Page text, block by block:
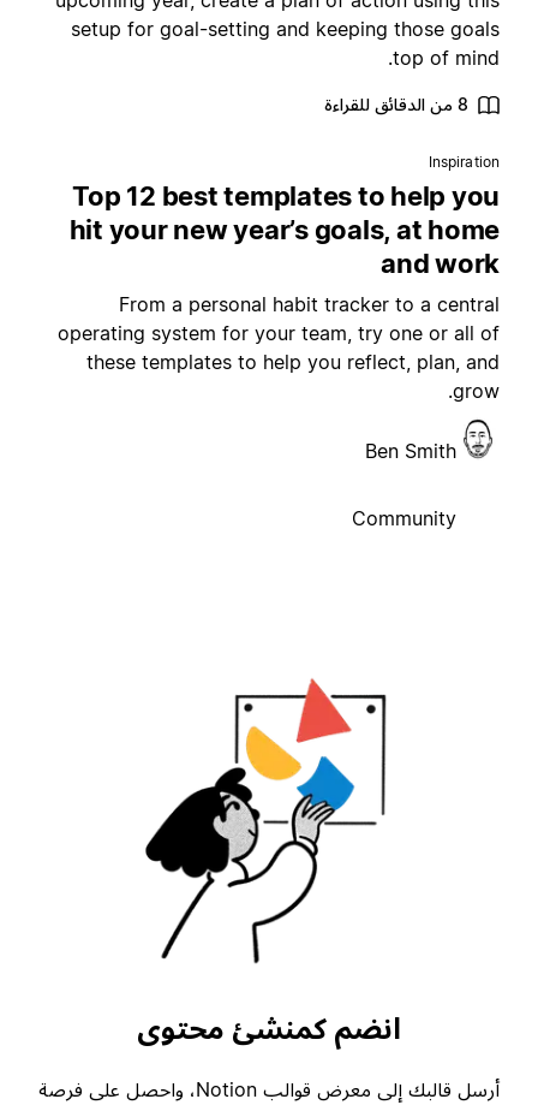
setup for goal-setting and keeping those
top of
8 من الدقائق للقراءة
Top 12 best templates to help
hit your new year’s goals, at
and
From a personal habit tracker to a
operating system for your team, try one or all
these templates to help you reflect, plan,
Ben Smith
Community
انضم كمنشئ محتوى
أرسل قالبك إلى معرض قوالب Notion، واحصل على فرصة